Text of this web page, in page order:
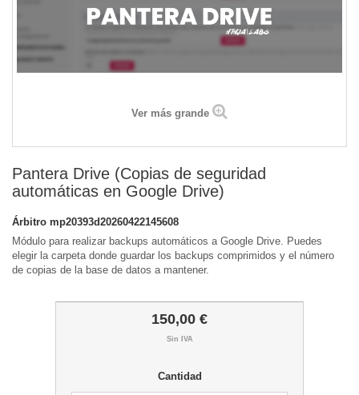
Ver más grande
Pantera Drive (Copias de seguridad
automáticas en Google Drive)
Árbitro mp20393d20260422145608
Módulo para realizar backups automáticos a Google Drive. Puedes
elegir la carpeta donde guardar los backups comprimidos y el número
de copias de la base de datos a mantener.
150,00 €
Sin IVA
Cantidad